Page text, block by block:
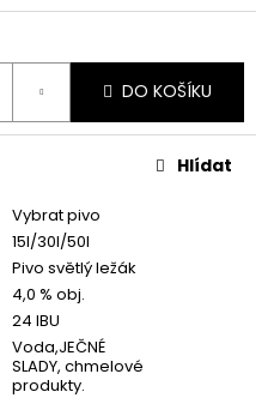
DO KOŠÍKU
Vybrat pivo
15l/30l/50l
Pivo světlý ležák
4,0 % obj.
24 IBU
Voda,JEČNÉ
SLADY, chmelové
produkty.
Hlídat